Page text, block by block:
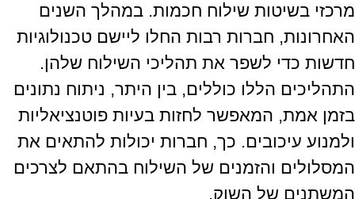
מרכזי בשיטות שילוח חכמות. במהלך השנים
האחרונות, חברות רבות החלו ליישם טכנולוגיות
חדשות כדי לשפר את תהליכי השילוח שלהן.
התהליכים הללו כוללים, בין היתר, ניתוח נתונים
בזמן אמת, המאפשר לחזות בעיות פוטנציאליות
ולמנוע עיכובים. כך, חברות יכולות להתאים את
המסלולים והזמנים של השילוח בהתאם לצרכים
המשתנים של השוק.